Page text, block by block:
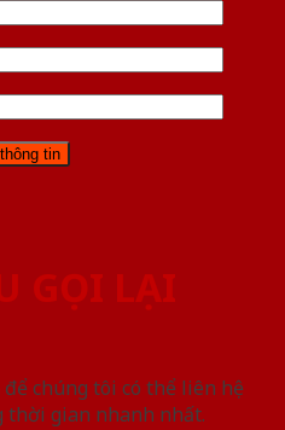
GỌI LẠI
chúng tôi có thể liên hệ
thời gian nhanh nhất.